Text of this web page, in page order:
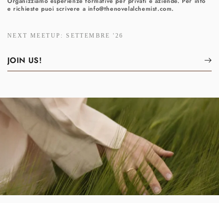
e richieste puoi scrivere a info@thenovelalchemist.com.
NEXT MEETUP: SETTEMBRE '26
JOIN US!